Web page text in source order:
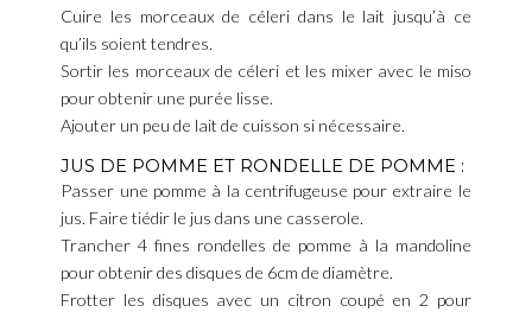
Cuire les morceaux de céleri dans le lait jusqu’à ce
qu’ils soient tendres.
Sortir les morceaux de céleri et les mixer avec le miso
pour obtenir une purée lisse.
Ajouter un peu de lait de cuisson si nécessaire.
JUS DE POMME ET RONDELLE DE POMME :
Passer une pomme à la centrifugeuse pour extraire le
jus. Faire tiédir le jus dans une casserole.
Trancher 4 fines rondelles de pomme à la mandoline
pour obtenir des disques de 6cm de diamètre.
Frotter les disques avec un citron coupé en 2 pour